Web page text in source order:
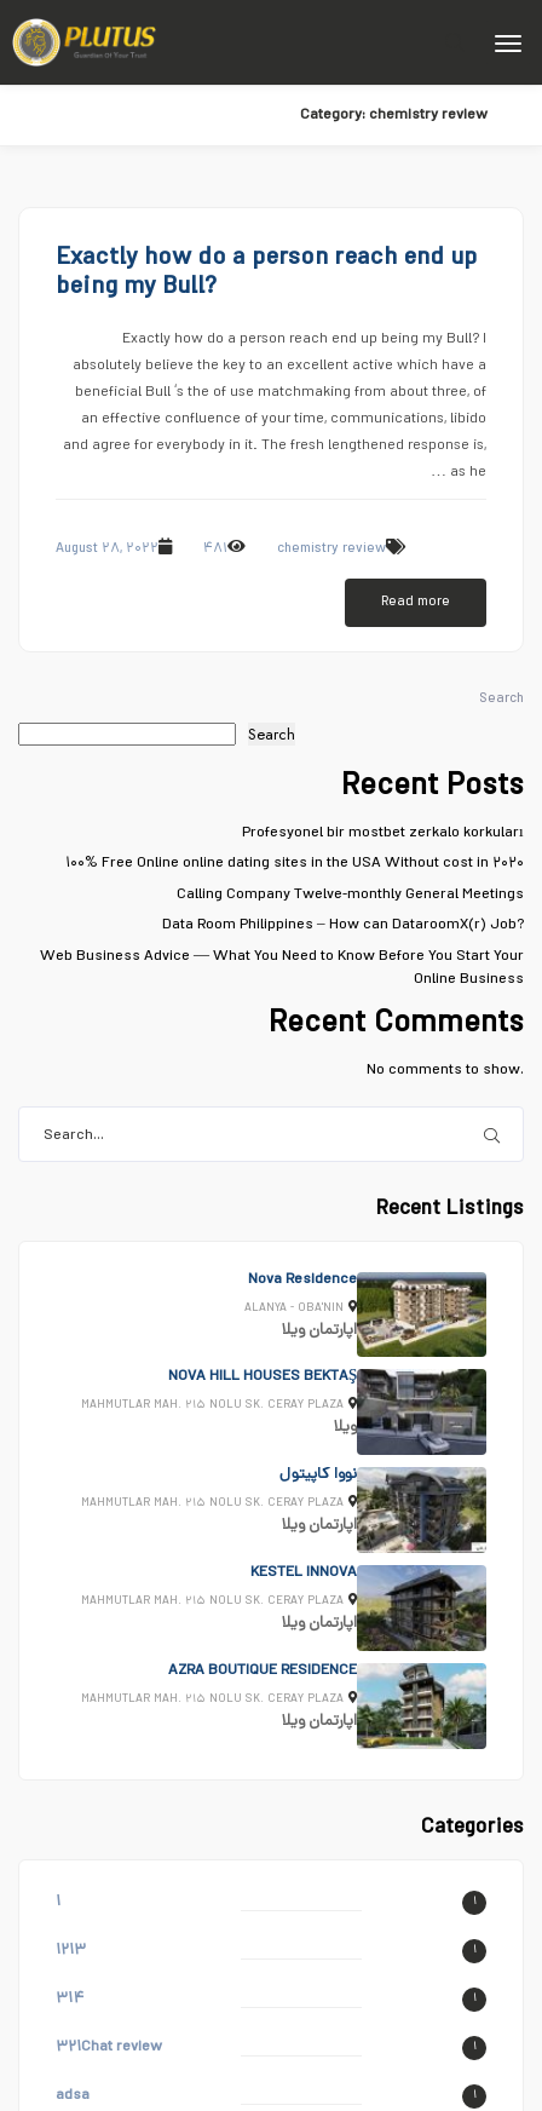
Category: chemistry review
Exactly how do a person reach end up
being my Bull?
Exactly how do a person reach end up being my Bull? I
absolutely believe the key to an excellent active which have a
beneficial Bull ‘s the of use matchmaking from about three, of
an effective confluence of your time, communications, libido
and agree for everybody in it. The fresh lengthened response is,
as he …
August ۲۸, ۲۰۲۲ ۴۸۱ chemistry review
Read more
Search
Search
Recent Posts
Profesyonel bir mostbet zerkalo korkuları
۱۰۰% Free Online online dating sites in the USA Without cost in ۲۰۲۰
Calling Company Twelve-monthly General Meetings
Data Room Philippines – How can DataroomX(r) Job?
Web Business Advice — What You Need to Know Before You Start Your
Online Business
Recent Comments
No comments to show.
Recent Listings
Nova Residence
ALANYA - OBA'NIN
اپارتمانویلا
NOVA HILL HOUSES BEKTAŞ
MAHMUTLAR MAH. ۲۱۵ NOLU SK. CERAY PLAZA
ویلا
نووا کاپیتول
MAHMUTLAR MAH. ۲۱۵ NOLU SK. CERAY PLAZA
اپارتمانویلا
KESTEL INNOVA
MAHMUTLAR MAH. ۲۱۵ NOLU SK. CERAY PLAZA
اپارتمانویلا
AZRA BOUTIQUE RESIDENCE
MAHMUTLAR MAH. ۲۱۵ NOLU SK. CERAY PLAZA
اپارتمانویلا
Categories
۱ ۱
۱۲۱۳ ۱
۳۱۴ ۱
۳۲۱Chat review ۱
adsa ۱